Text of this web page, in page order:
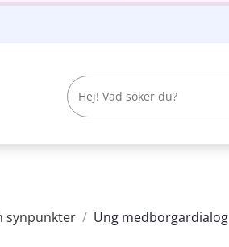
synpunkter / Ung medborgardialog